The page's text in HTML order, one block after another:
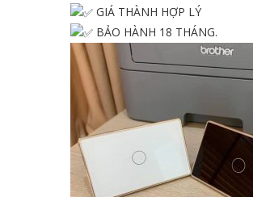
GIÁ THÀNH HỢP LÝ
BẢO HÀNH 18 THÁNG.